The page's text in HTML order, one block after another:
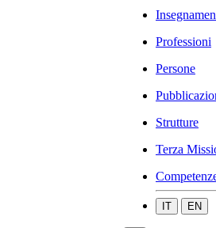
Professioni
Persone
Strutture
Terza
IT EN